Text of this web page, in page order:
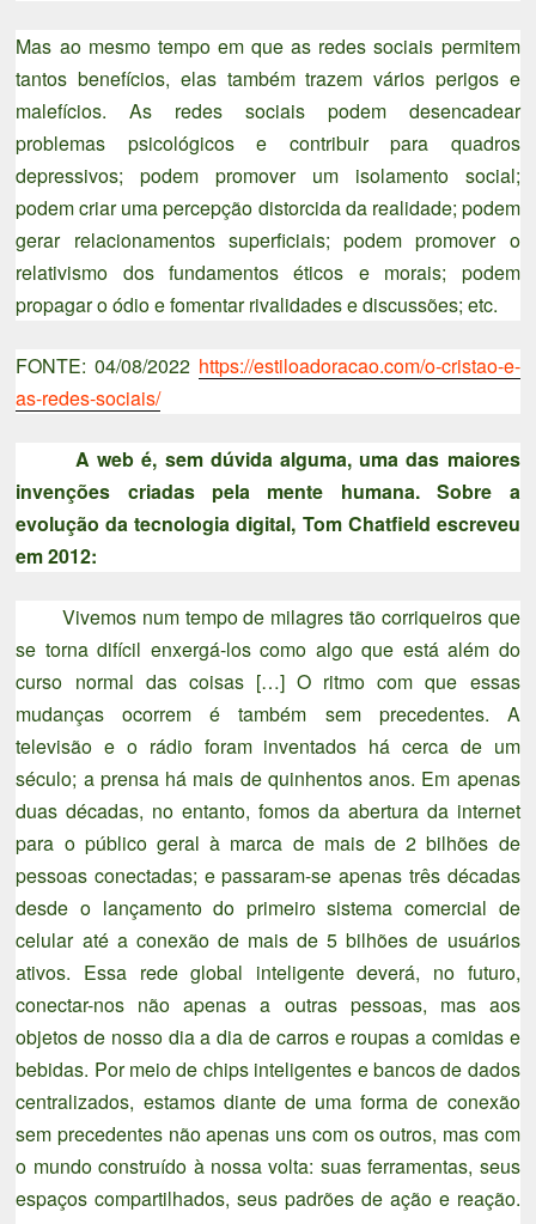
Mas ao mesmo tempo em que as redes sociais permitem
tantos benefícios, elas também trazem vários perigos e
malefícios. As redes sociais podem desencadear
problemas psicológicos e contribuir para quadros
depressivos; podem promover um isolamento social;
podem criar uma percepção distorcida da realidade; podem
gerar relacionamentos superficiais; podem promover o
relativismo dos fundamentos éticos e morais; podem
propagar o ódio e fomentar rivalidades e discussões; etc.
FONTE: 04/08/2022 https://estiloadoracao.com/o-cristao-e-
as-redes-sociais/
A web é, sem dúvida alguma, uma das maiores
invenções criadas pela mente humana.Sobre a
evolução da tecnologia digital, Tom Chatfield escreveu
em 2012:
Vivemos num tempo de milagres tão corriqueiros que
se torna difícil enxergá-los como algo que está além do
curso normal das coisas […] O ritmo com que essas
mudanças ocorrem é também sem precedentes. A
televisão e o rádio foram inventados há cerca de um
século; a prensa há mais de quinhentos anos. Em apenas
duas décadas, no entanto, fomos da abertura da internet
para o público geral à marca de mais de 2 bilhões de
pessoas conectadas; e passaram-se apenas três décadas
desde o lançamento do primeiro sistema comercial de
celular até a conexão de mais de 5 bilhões de usuários
ativos. Essa rede global inteligente deverá, no futuro,
conectar-nos não apenas a outras pessoas, mas aos
objetos de nosso dia a dia de carros e roupas a comidas e
bebidas. Por meio de chips inteligentes e bancos de dados
centralizados, estamos diante de uma forma de conexão
sem precedentes não apenas uns com os outros, mas com
o mundo construído à nossa volta: suas ferramentas, seus
espaços compartilhados, seus padrões de ação e reação.